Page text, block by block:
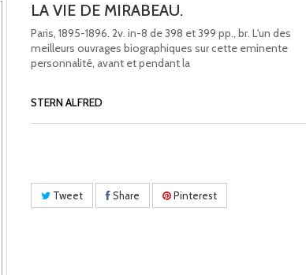
LA VIE DE MIRABEAU.
Paris, 1895-1896. 2v. in-8 de 398 et 399 pp., br. L'un des
meilleurs ouvrages biographiques sur cette eminente
personnalité, avant et pendant la
STERN ALFRED
Tweet Share Pinterest